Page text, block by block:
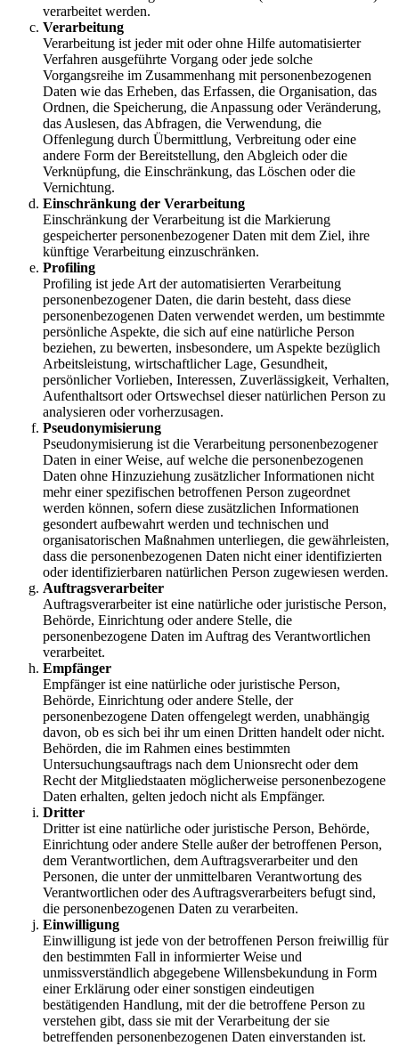
verarbeitet werden.
Verarbeitung
Verarbeitung ist jeder mit oder ohne Hilfe automatisierter
Verfahren ausgeführte Vorgang oder jede solche
Vorgangsreihe im Zusammenhang mit personenbezogenen
Daten wie das Erheben, das Erfassen, die Organisation, das
Ordnen, die Speicherung, die Anpassung oder Veränderung,
das Auslesen, das Abfragen, die Verwendung, die
Offenlegung durch Übermittlung, Verbreitung oder eine
andere Form der Bereitstellung, den Abgleich oder die
Verknüpfung, die Einschränkung, das Löschen oder die
Vernichtung.
Einschränkung der Verarbeitung
Einschränkung der Verarbeitung ist die Markierung
gespeicherter personenbezogener Daten mit dem Ziel, ihre
künftige Verarbeitung einzuschränken.
Profiling
Profiling ist jede Art der automatisierten Verarbeitung
personenbezogener Daten, die darin besteht, dass diese
personenbezogenen Daten verwendet werden, um bestimmte
persönliche Aspekte, die sich auf eine natürliche Person
beziehen, zu bewerten, insbesondere, um Aspekte bezüglich
Arbeitsleistung, wirtschaftlicher Lage, Gesundheit,
persönlicher Vorlieben, Interessen, Zuverlässigkeit, Verhalten,
Aufenthaltsort oder Ortswechsel dieser natürlichen Person zu
analysieren oder vorherzusagen.
Pseudonymisierung
Pseudonymisierung ist die Verarbeitung personenbezogener
Daten in einer Weise, auf welche die personenbezogenen
Daten ohne Hinzuziehung zusätzlicher Informationen nicht
mehr einer spezifischen betroffenen Person zugeordnet
werden können, sofern diese zusätzlichen Informationen
gesondert aufbewahrt werden und technischen und
organisatorischen Maßnahmen unterliegen, die gewährleisten,
dass die personenbezogenen Daten nicht einer identifizierten
oder identifizierbaren natürlichen Person zugewiesen werden.
Auftragsverarbeiter
Auftragsverarbeiter ist eine natürliche oder juristische Person,
Behörde, Einrichtung oder andere Stelle, die
personenbezogene Daten im Auftrag des Verantwortlichen
verarbeitet.
Empfänger
Empfänger ist eine natürliche oder juristische Person,
Behörde, Einrichtung oder andere Stelle, der
personenbezogene Daten offengelegt werden, unabhängig
davon, ob es sich bei ihr um einen Dritten handelt oder nicht.
Behörden, die im Rahmen eines bestimmten
Untersuchungsauftrags nach dem Unionsrecht oder dem
Recht der Mitgliedstaaten möglicherweise personenbezogene
Daten erhalten, gelten jedoch nicht als Empfänger.
Dritter
Dritter ist eine natürliche oder juristische Person, Behörde,
Einrichtung oder andere Stelle außer der betroffenen Person,
dem Verantwortlichen, dem Auftragsverarbeiter und den
Personen, die unter der unmittelbaren Verantwortung des
Verantwortlichen oder des Auftragsverarbeiters befugt sind,
die personenbezogenen Daten zu verarbeiten.
Einwilligung
Einwilligung ist jede von der betroffenen Person freiwillig für
den bestimmten Fall in informierter Weise und
unmissverständlich abgegebene Willensbekundung in Form
einer Erklärung oder einer sonstigen eindeutigen
bestätigenden Handlung, mit der die betroffene Person zu
verstehen gibt, dass sie mit der Verarbeitung der sie
betreffenden personenbezogenen Daten einverstanden ist.